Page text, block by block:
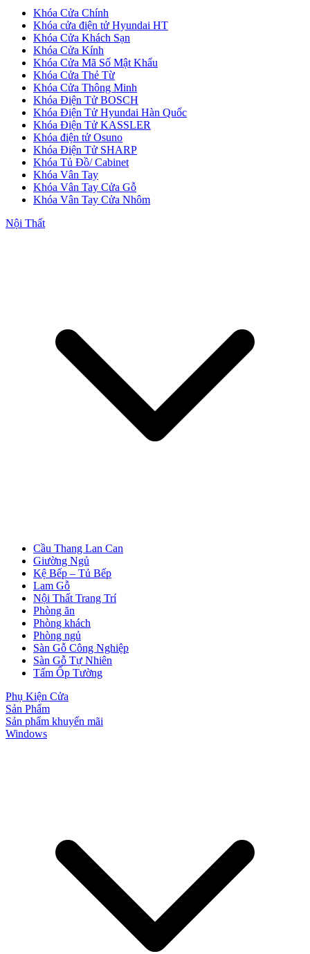
Quy mô nhà xưởng
Tuyển Dụng
Khóa Cửa Chính
Khóa cửa điện tử Hyundai HT
Khóa Cửa Khách Sạn
Khóa Cửa Kính
Khóa Cửa Mã Số Mật Khẩu
Khóa Cửa Thẻ Từ
Khóa Cửa Thông Minh
Khóa Điện Tử BOSCH
Khóa Điện Tử Hyundai Hàn Quốc
Khóa Điện Tử KASSLER
Khóa điện tử Osuno
Khóa Điện Tử SHARP
Khóa Tủ Đồ/ Cabinet
Khóa Vân Tay
Khóa Vân Tay Cửa Gỗ
Khóa Vân Tay Cửa Nhôm
Nội Thất
Cầu Thang Lan Can
Giường Ngủ
Kệ Bếp – Tủ Bếp
Lam Gỗ
Nội Thất Trang Trí
Phòng ăn
Phòng khách
Phòng ngủ
Sàn Gỗ Công Nghiệp
Sàn Gỗ Tự Nhiên
Tấm Ốp Tường
Phụ Kiện Cửa
Sản Phẩm
Sản phẩm khuyến mãi
Windows